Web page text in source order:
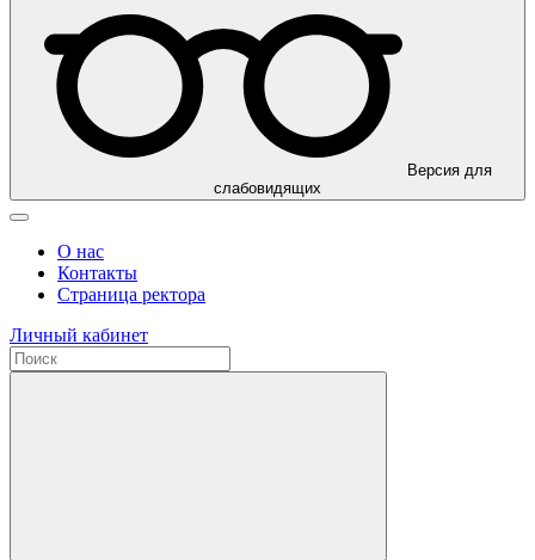
Версия для
слабовидящих
О нас
Контакты
Страница ректора
Личный кабинет